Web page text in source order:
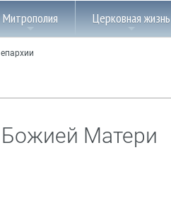
Митрополия Церковная жизнь
Матери